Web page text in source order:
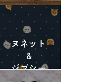
ヌネット
&
ジプシー